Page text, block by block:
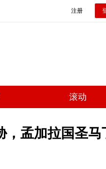
注册
滚动
，孟加拉国圣马